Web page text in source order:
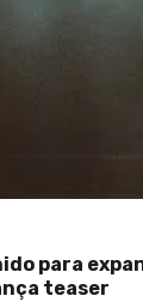
para
teaser